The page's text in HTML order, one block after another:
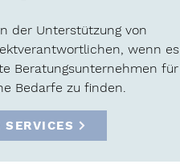
der Unterstützung von
wenn es
Beratungsunternehmen für
Bedarfe zu finden.
SERVICES